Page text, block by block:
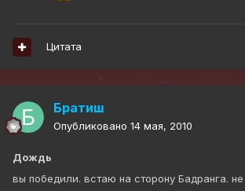
Цитата
Братиш
Опубликовано 14 мая, 2010
Дождь
вы победили. встаю на сторону Бадранга.